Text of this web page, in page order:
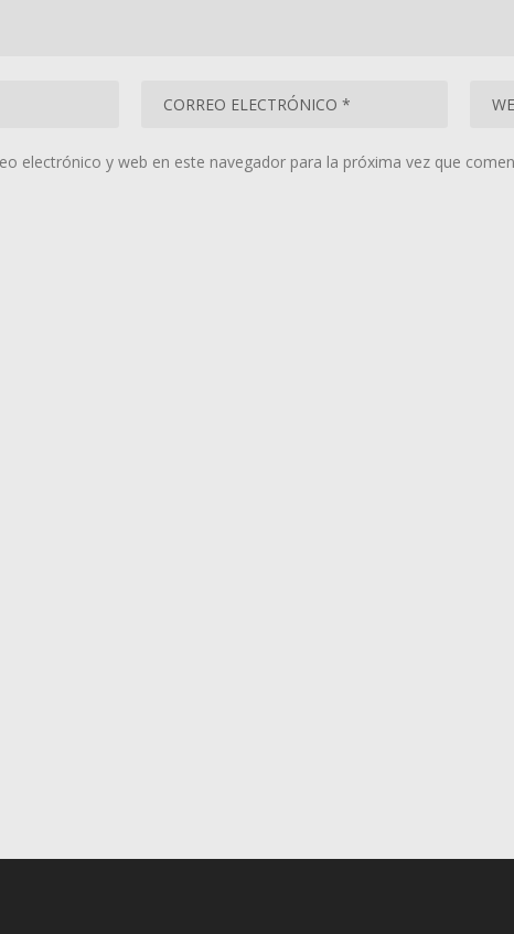
electrónico y web en este navegador para la próxima vez que